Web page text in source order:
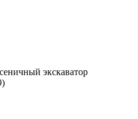
экскаватор